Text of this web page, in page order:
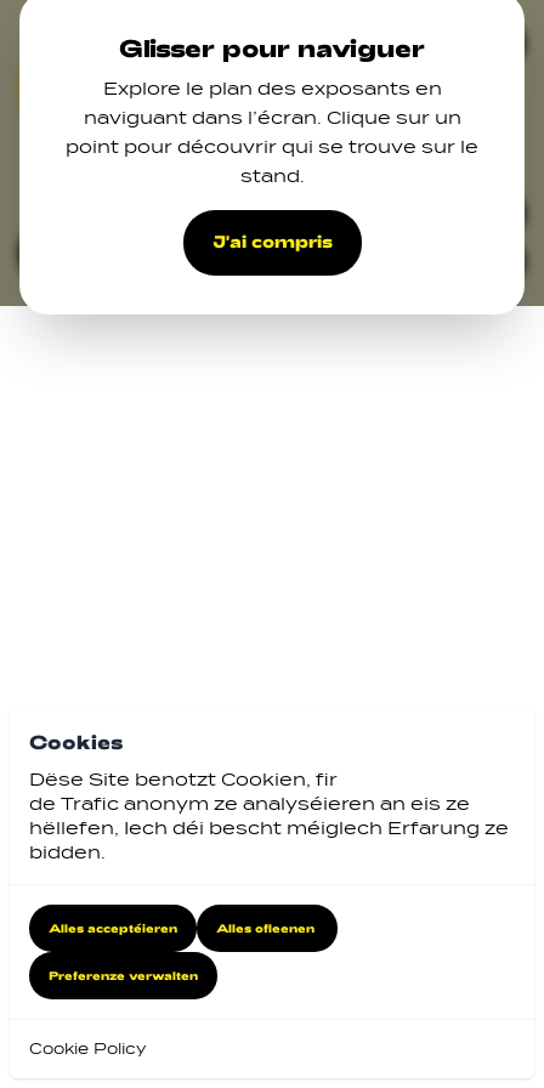
Skip to main content
Cookies
Dëse Site benotzt Cookien, fir
de Trafic anonym ze analyséieren an eis ze
hëllefen, Iech déi bescht méiglech Erfarung ze
bidden.
Alles acceptéieren Alles ofleenen
Preferenze verwalten
Cookie Policy
Glisser pour naviguer
Explore le plan des exposants en
naviguant dans l’écran. Clique sur un
point pour découvrir qui se trouve sur le
stand.
J'ai compris
33